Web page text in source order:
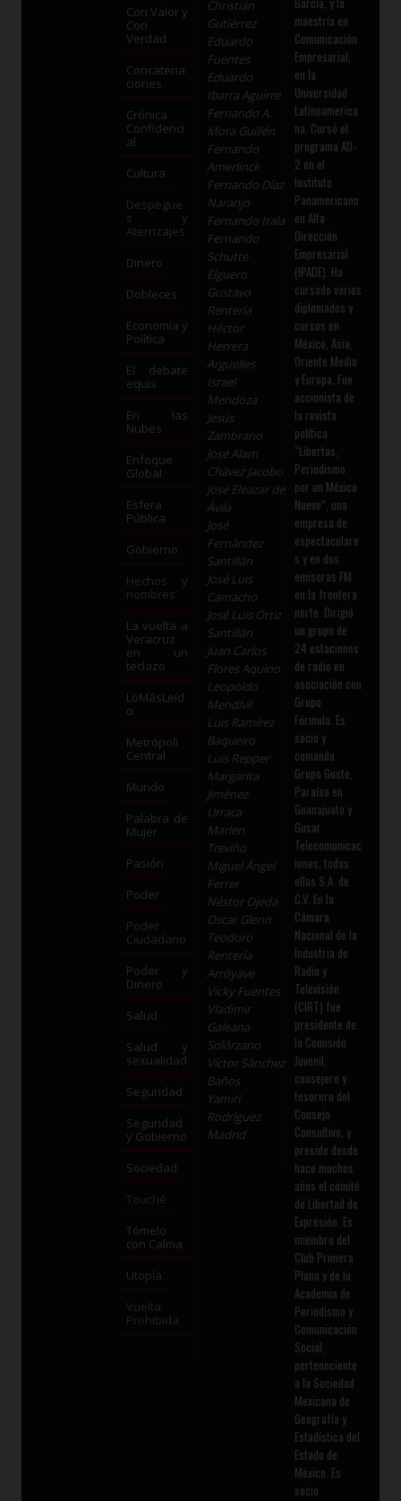
Con Valor y
Con
Verdad
Concatena
ciones
Crónica
Confidenci
al
Cultura
Despegue
s y
Aterrizajes
Dinero
Dobleces
Economía y
Política
El debate
equis
En las
Nubes
Enfoque
Global
Esfera
Pública
Gobierno
Hechos y
nombres
La vuelta a
Veracruz
en un
teclazo
LoMásLeíd
o
Metrópoli
Central
Mundo
Palabra de
Mujer
Pasión
Poder
Poder
Ciudadano
Poder y
Dinero
Salud
Salud y
sexualidad
Seguridad
Seguridad
y Gobierno
Sociedad
Touché
Tómelo
con Calma
Utopía
Vuelta
Prohibida
Christián
Gutiérrez
Eduardo
Fuentes
Eduardo
Ibarra Aguirre
Fernando A.
Mora Guillén
Fernando
Amerlinck
Fernando Díaz
Naranjo
Fernando Irala
Fernando
Schutte
Elguero
Gustavo
Rentería
Héctor
Herrera
Argüelles
Israel
Mendoza
Jesús
Zambrano
José Alam
Chávez Jacobo
José Eleazar de
Ávila
José
Fernández
Santillán
José Luis
Camacho
José Luis Ortiz
Santillán
Juan Carlos
Flores Aquino
Leopoldo
Mendívil
Luis Ramírez
Baqueiro
Luis Repper
Margarita
Jiménez
Urraca
Marlen
Treviño
Miguel Ángel
Ferrer
Néstor Ojeda
Oscar Glenn
Teodoro
Rentería
Arróyave
Vicky Fuentes
Vladimir
Galeana
Solórzano
Víctor Sánchez
Baños
Yamiri
Rodríguez
Madrid
maestría en
Comunicación
Empresarial,
en la
Universidad
Latinoamerica
na. Cursó el
programa AD-
2 en el
Instituto
Panamericano
en Alta
Dirección
Empresarial
(IPADE). Ha
cursado varios
diplomados y
cursos en
México, Asia,
Oriente Medio
y Europa. Fue
accionista de
la revista
política
“Libertas,
Periodismo
por un México
Nuevo”, una
empresa de
espectaculare
s y en dos
emisoras FM
en la frontera
norte. Dirigió
un grupo de
24 estaciones
de radio en
asociación con
Grupo
Fórmula. Es
socio y
comanda
Grupo Guste,
Paraíso en
Guanajuato y
Gusar
Telecomunicac
iones, todas
ellas S.A. de
C.V. En la
Cámara
Nacional de la
Industria de
Radio y
Televisión
(CIRT) fue
presidente de
la Comisión
Juvenil,
consejero y
tesorero del
Consejo
Consultivo, y
preside desde
hace muchos
años el comité
de Libertad de
Expresión. Es
miembro del
Club Primera
Plana y de la
Academia de
Periodismo y
Comunicación
Social,
perteneciente
a la Sociedad
Mexicana de
Geografía y
Estadística del
Estado de
México. Es
socio